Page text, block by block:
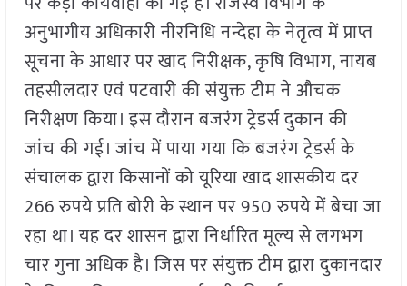
अनुभागीय अधिकारी नीरनिधि नन्देहा के नेतृत्व में प्राप्त
सूचना के आधार पर खाद निरीक्षक, कृषि विभाग, नायब
तहसीलदार एवं पटवारी की संयुक्त टीम ने औचक
निरीक्षण किया। इस दौरान बजरंग ट्रेडर्स दुकान की
जांच की गई। जांच में पाया गया कि बजरंग ट्रेडर्स के
संचालक द्वारा किसानों को यूरिया खाद शासकीय दर
266 रुपये प्रति बोरी के स्थान पर 950 रुपये में बेचा जा
रहा था। यह दर शासन द्वारा निर्धारित मूल्य से लगभग
चार गुना अधिक है। जिस पर संयुक्त टीम द्वारा दुकानदार